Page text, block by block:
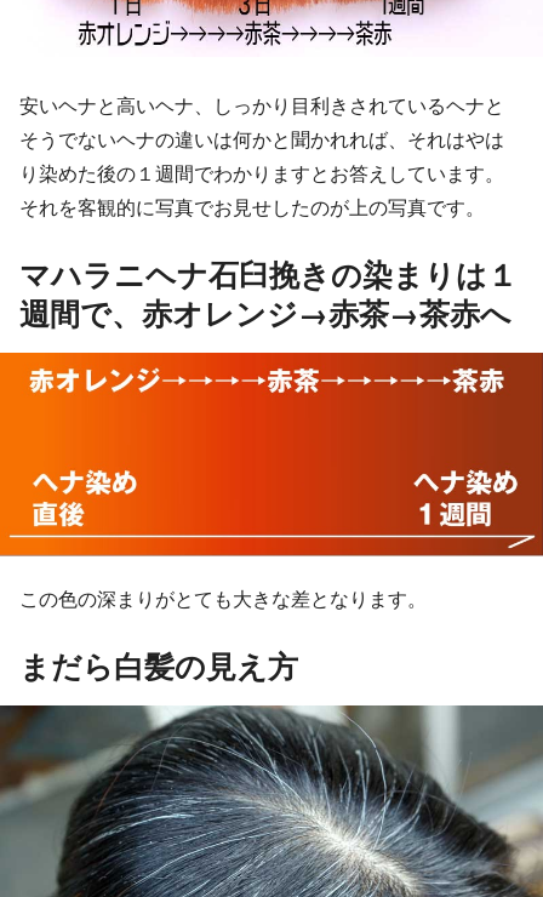
安いヘナと高いヘナ、しっかり目利きされているヘナと
そうでないヘナの違いは何かと聞かれれば、それはやは
り染めた後の１週間でわかりますとお答えしています。
それを客観的に写真でお見せしたのが上の写真です。
マハラニヘナ石臼挽きの染まりは１
週間で、赤オレンジ→赤茶→茶赤へ
この色の深まりがとても大きな差となります。
まだら白髪の見え方